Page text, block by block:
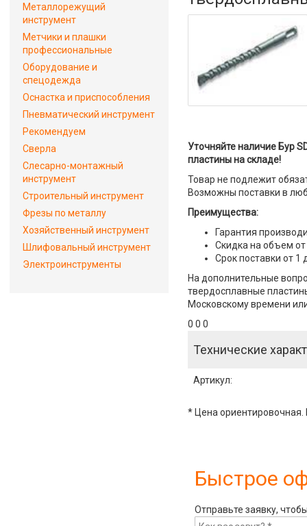
Уточняйте наличие Бур
пластины на складе!
Товар не подлежит
Возможны поставки в
Преимущества:
Гарантия
Скидка на объем от
Срок поставки от 1
На дополнительные
твердосплавные
Московскому времени
0 0 0
Технические
Артикул:
* Цена ориентировочная.
Быстрое
Отправьте заявку,
Металлорежущий
инструмент
Метчики и плашки
профессиональные
Оборудование и
спецодежда
Оснастка и приспособления
Пневматический инструмент
Рекомендуем
Сверла
Слесарно-монтажный
инструмент
Строительный инструмент
Фрезы по металлу
Хозяйственный инструмент
Шлифовальный инструмент
Электроинструменты